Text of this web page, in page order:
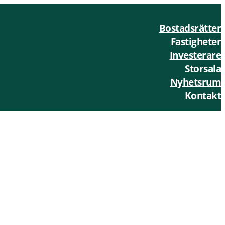
Bostadsrätter
Fastigheter
Investerare
Storsala
Nyhetsrum
Kontakt